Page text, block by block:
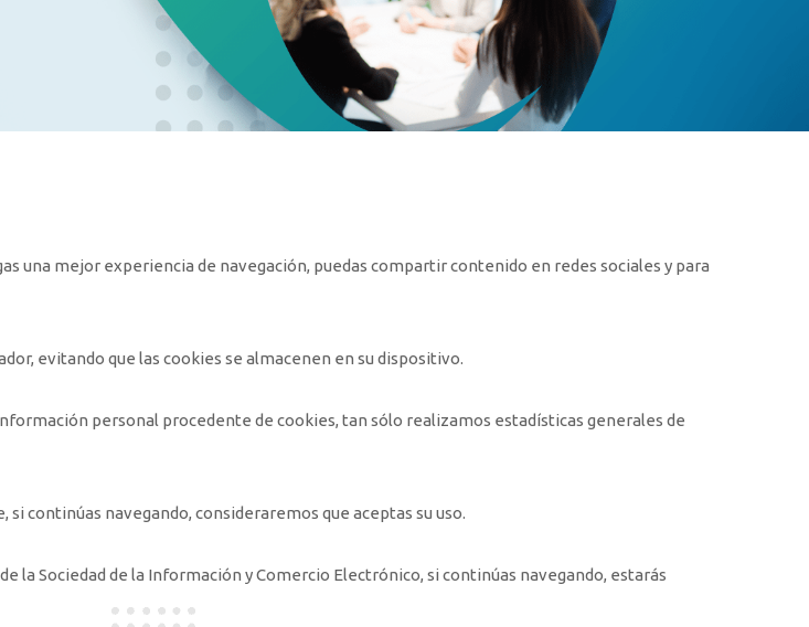
una mejor experiencia de navegación, puedas compartir contenido en redes sociales y para
evitando que las cookies se almacenen en su dispositivo.
personal procedente de cookies, tan sólo realizamos estadísticas generales de
continúas navegando, consideraremos que aceptas su uso.
la Sociedad de la Información y Comercio Electrónico, si continúas navegando, estarás